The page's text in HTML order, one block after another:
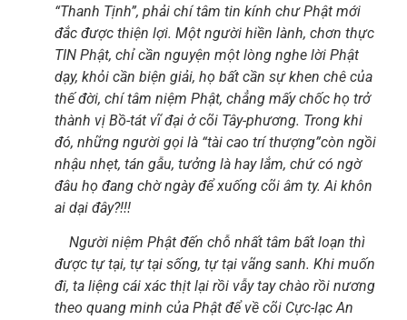
“Thanh Tịnh”, phải chí tâm tin kính chưPhật mới
đắc được thiện lợi. Một người hiền lành, chơn thực
TIN Phật, chỉ cần nguyện một lòng nghe lời Phật
dạy, khỏi cần biện giải, họ bất cần sự khen chê của
thế đời, chí tâm niệm Phật, chẳng mấy chốc họ trở
thành vị Bồ-tát vĩ đại ở cõi Tây-phương. Trong khi
đó, những người gọi là “tài cao trí thượng”còn ngồi
nhậu nhẹt, tán gẫu, tưởng là hay lắm, chứ có ngờ
đâu họ đang chờ ngày để xuống cõi âm ty. Ai khôn
ai dại đây?!!!
Người niệm Phật đến chỗ nhất tâm bất loạn thì
được tự tại, tự tại sống, tự tại vãng sanh. Khi muốn
đi, ta liệng cái xác thịt lại rồi vẫy tay chào rồi nương
theo quang minh của Phật để về cõi Cực-lạc An